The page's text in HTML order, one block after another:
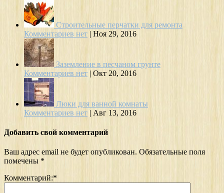
Строительные перчатки для ремонта
Комментариев нет | Ноя 29, 2016
Заземление в песчаном грунте
Комментариев нет | Окт 20, 2016
Люки для ванной комнаты
Комментариев нет | Авг 13, 2016
Добавить свой комментарий
Ваш адрес email не будет опубликован. Обязательные поля
помечены *
Комментарий:*